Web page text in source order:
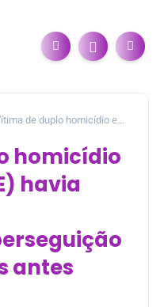
de duplo homicídio em
homicídio
havia
antes